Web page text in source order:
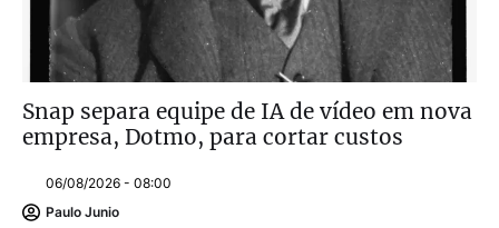
Snap separa equipe de IA de vídeo em nova
empresa, Dotmo, para cortar custos
06/08/2026 - 08:00
Paulo Junio